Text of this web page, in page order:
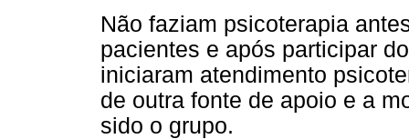
Não faziam psicoterapia
pacientes e após participar
iniciaram atendimento
de outra fonte de apoio e a
sido o grupo.